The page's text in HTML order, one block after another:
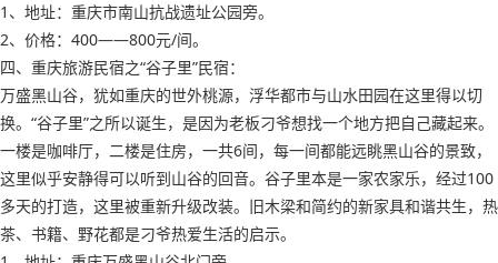
1、地址：重庆市南山抗战遗址公园旁。
2、价格：400——800元/间。
四、重庆旅游民宿之“谷子里”民宿：
万盛黑山谷，犹如重庆的世外桃源，浮华都市与山水田园在这里得以切
换。“谷子里”之所以诞生，是因为老板刁爷想找一个地方把自己藏起来。
一楼是咖啡厅，二楼是住房，一共6间，每一间都能远眺黑山谷的景致，
这里似乎安静得可以听到山谷的回音。谷子里本是一家农家乐，经过100
多天的打造，这里被重新升级改装。旧木梁和简约的新家具和谐共生，热
茶、书籍、野花都是刁爷热爱生活的启示。